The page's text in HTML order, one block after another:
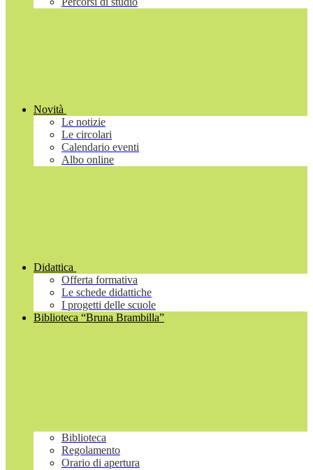
Novità
Le notizie
Le circolari
Calendario eventi
Albo online
Didattica
Offerta formativa
Le schede didattiche
I progetti delle scuole
Biblioteca “Bruna Brambilla”
Biblioteca
Regolamento
Orario di apertura